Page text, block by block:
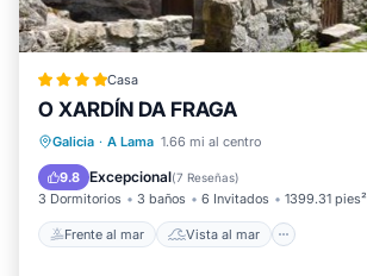
Casa
O XARDÍN DA FRAGA
Galicia · A Lama 1.66 mi al centro
9.8 Excepcional(7 Reseñas)
3 Dormitorios 3 baños 6 Invitados 1399.31 pies²
Frente al mar Vista al mar
Frente al mar
Vista al mar
Balcón/Terraza